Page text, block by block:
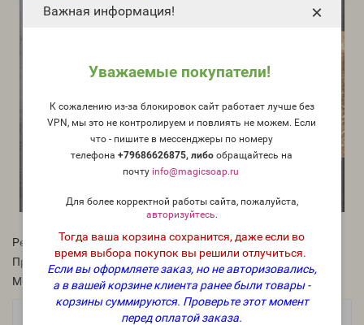
Важная информация!
Уважаемые покупатели!
К сожалению из-за блокировок сайт работает лучше без
VPN, мы это не контролируем и повлиять не можем. Если
что - пишите в мессенджеры по номеру
телефона+79686626875, либообращайтесь на
почту info@magicsoap.ru
Для более корректной работы сайта, пожалуйста,
авторизуйтесь.
Тогда ваша корзина сохранится, даже если во
время выбора покупок вы решили отлучиться.
Если вы оформляете заказ, но не авторизовались,
а в вашей корзине клиента ранее были товары -
корзины суммируются. Проверьте этот момент
перед оплатой заказа.
×
Рейтинг:
Производитель:
Nurture Soap, США
Модель:
mica-usa-84